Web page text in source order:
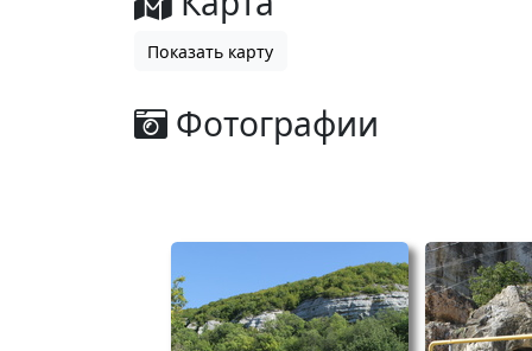
Показать карту
Фотографии